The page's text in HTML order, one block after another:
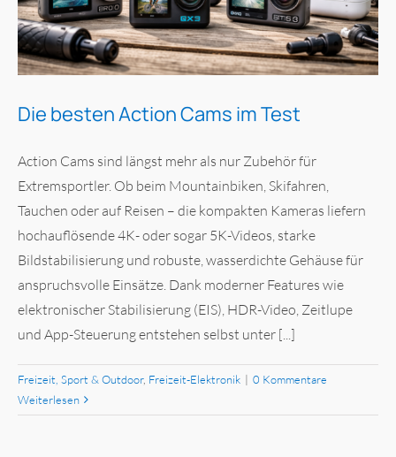
Die besten Action Cams im Test
Action Cams sind längst mehr als nur Zubehör für
Extremsportler. Ob beim Mountainbiken, Skifahren,
Tauchen oder auf Reisen – die kompakten Kameras liefern
hochauflösende 4K- oder sogar 5K-Videos, starke
Bildstabilisierung und robuste, wasserdichte Gehäuse für
anspruchsvolle Einsätze. Dank moderner Features wie
elektronischer Stabilisierung (EIS), HDR-Video, Zeitlupe
und App-Steuerung entstehen selbst unter [...]
Freizeit, Sport & Outdoor, Freizeit-Elektronik | 0 Kommentare
Weiterlesen